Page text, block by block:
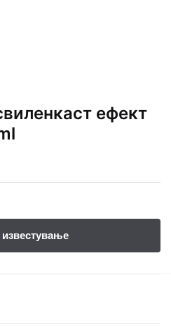
ефект